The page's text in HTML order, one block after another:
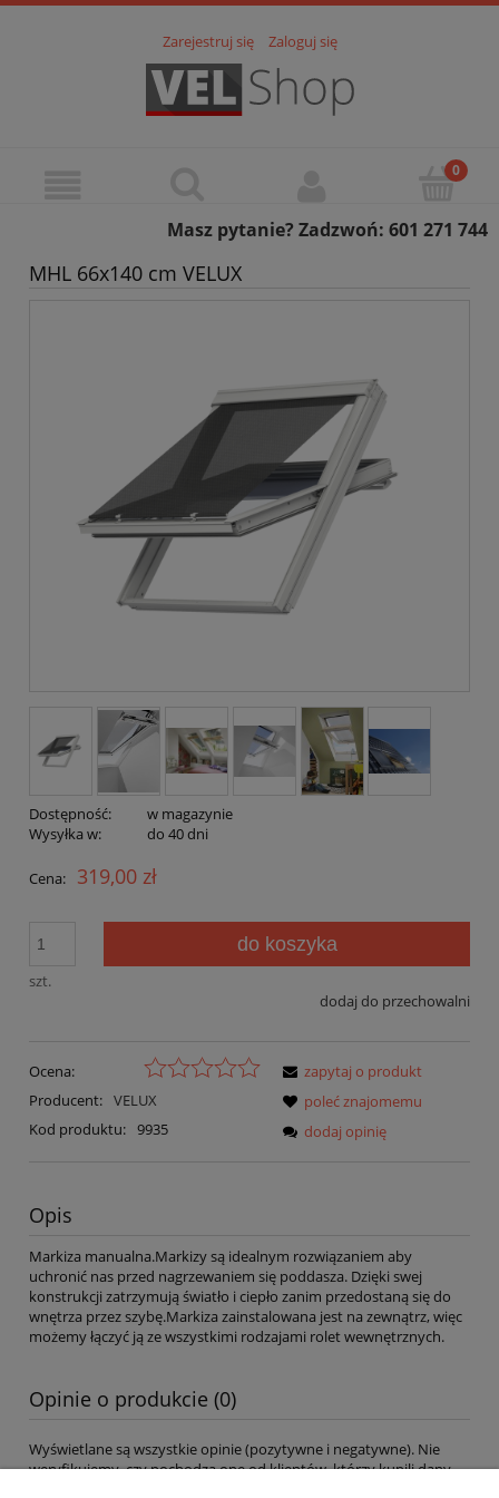
Zarejestruj się Zaloguj się
Masz pytanie? Zadzwoń: 601 271 744
MHL 66x140 cm VELUX
Dostępność:
w magazynie
Wysyłka w:
do 40 dni
Cena: 319,00 zł
szt.
do koszyka
dodaj do przechowalni
Ocena:
Producent: VELUX
Kod produktu: 9935
zapytaj o produkt
poleć znajomemu
dodaj opinię
Opis
Markiza manualna.Markizy są idealnym rozwiązaniem aby
uchronić nas przed nagrzewaniem się poddasza. Dzięki swej
konstrukcji zatrzymują światło i ciepło zanim przedostaną się do
wnętrza przez szybę.Markiza zainstalowana jest na zewnątrz, więc
możemy łączyć ją ze wszystkimi rodzajami rolet wewnętrznych.
Opinie o produkcie (0)
Wyświetlane są wszystkie opinie (pozytywne i negatywne). Nie
weryfikujemy, czy pochodzą one od klientów, którzy kupili dany